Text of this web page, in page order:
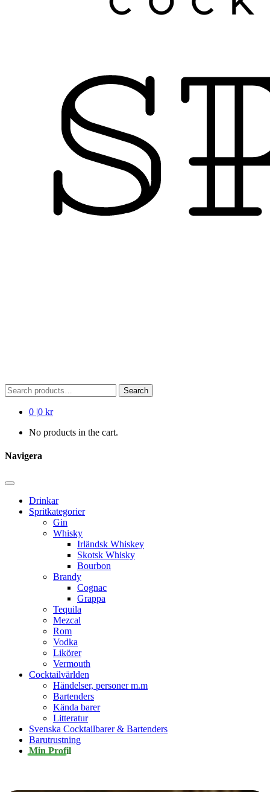
Search
for:
Search
0 |0 kr
No products in the cart.
Navigera
Drinkar
Spritkategorier
Gin
Whisky
Irländsk Whiskey
Skotsk Whisky
Bourbon
Brandy
Cognac
Grappa
Tequila
Mezcal
Rom
Vodka
Likörer
Vermouth
Cocktailvärlden
Händelser, personer m.m
Bartenders
Kända barer
Litteratur
Svenska Cocktailbarer & Bartenders
Barutrustning
Min Profil